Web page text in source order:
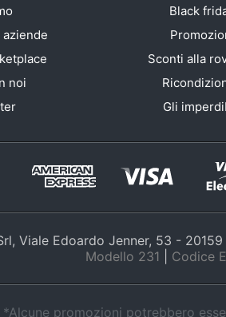
aziende
noi
Black
Sconti alla
Gli
Viale Edoardo Jenner, 53 -
Modello 231
Codice
*Alcune promozioni potrebbero